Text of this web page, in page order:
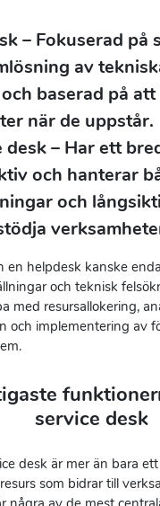
– Fokuserad på
av
baserad på att
när de uppstår.
desk– Har ett
och hanterar
och
en helpdesk kanske
och teknisk
med resursallokering,
och implementering av
service desk
desk är mer än bara
som bidrar till